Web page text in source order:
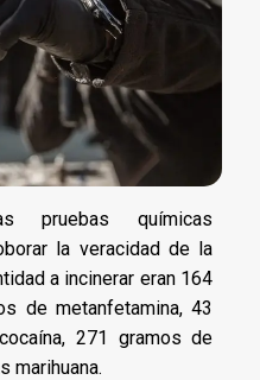
pruebas químicas
la veracidad de la
a incinerar eran 164
de metanfetamina, 43
271 gramos de
marihuana.